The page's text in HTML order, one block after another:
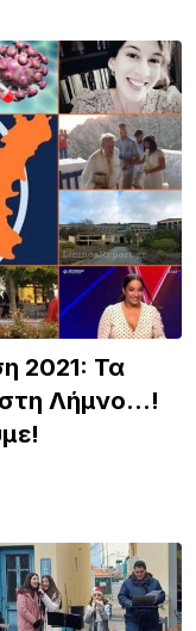
2021: Τα
Λήμνο…!